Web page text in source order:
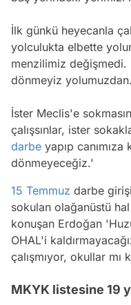
İlk günkü heyecanla
yolculukta elbette
menzilimiz
dönmeyiz yolumuzdan.
İster Meclis'e
çalışsınlar, ister
darbe yapıp
dönmeyeceğiz.'
15 Temmuz darbe
sokulan olağanüstü
konuşan Erdoğan
OHAL'i
çalışmıyor, okullar mı
MKYK listesine 19